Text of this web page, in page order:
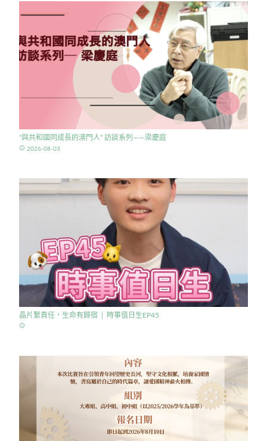
“與共和國同成長的澳門人” 訪談系列——梁慶庭
access_time 2026-08-03
晶片繫責任，生命有歸宿 │ 時事值日生EP45
access_time